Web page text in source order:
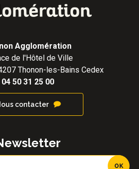
Agglomération
de l'Hôtel de Ville
Thonon-les-Bains Cedex
04 50 31 25 00
contacter